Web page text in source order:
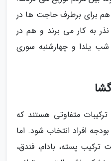
هم برای برطرف حاجت ها در
به کار می برند و هم در
یلدا و چهارشنبه سوری
متفاوتی هستند که
افراد انتخاب شود. اما
پسته، بادام، فندق،